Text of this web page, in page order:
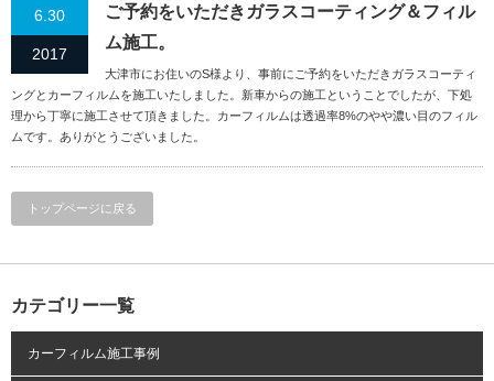
6.30
2017
ご予約をいただきガラスコーティング＆フィル
ム施工。
大津市にお住いのS様より、事前にご予約をいただきガラスコーティ
ングとカーフィルムを施工いたしました。新車からの施工ということでしたが、下処
理から丁寧に施工させて頂きました。カーフィルムは透過率8%のやや濃い目のフィル
ムです。ありがとうございました。
トップページに戻る
カテゴリー一覧
カーフィルム施工事例